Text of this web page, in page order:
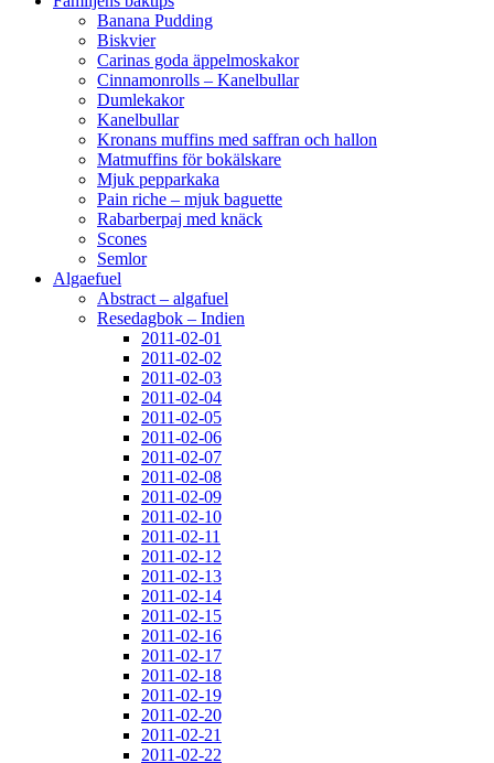
Banana Pudding
Biskvier
Carinas goda äppelmoskakor
Cinnamonrolls – Kanelbullar
Dumlekakor
Kanelbullar
Kronans muffins med saffran och hallon
Matmuffins för bokälskare
Mjuk pepparkaka
Pain riche – mjuk baguette
Rabarberpaj med knäck
Scones
Semlor
Algaefuel
Abstract – algafuel
Resedagbok – Indien
2011-02-01
2011-02-02
2011-02-03
2011-02-04
2011-02-05
2011-02-06
2011-02-07
2011-02-08
2011-02-09
2011-02-10
2011-02-11
2011-02-12
2011-02-13
2011-02-14
2011-02-15
2011-02-16
2011-02-17
2011-02-18
2011-02-19
2011-02-20
2011-02-21
2011-02-22